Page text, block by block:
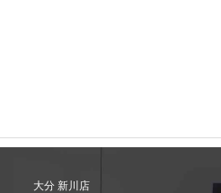
大分 新川店